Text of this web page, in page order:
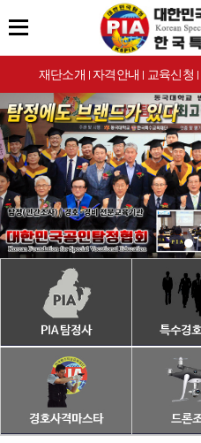
재단소개 | 자격안내 | 교육신청 |